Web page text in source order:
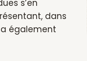
s’en
dans
a également